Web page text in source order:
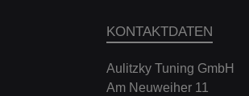
KONTAKTDATEN
Aulitzky Tuning GmbH
Am Neuweiher 11